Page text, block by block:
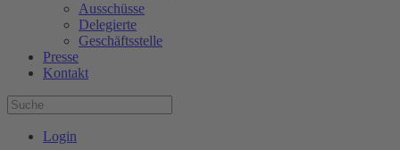
Ausschüsse
Delegierte
Geschäftsstelle
Presse
Kontakt
Login